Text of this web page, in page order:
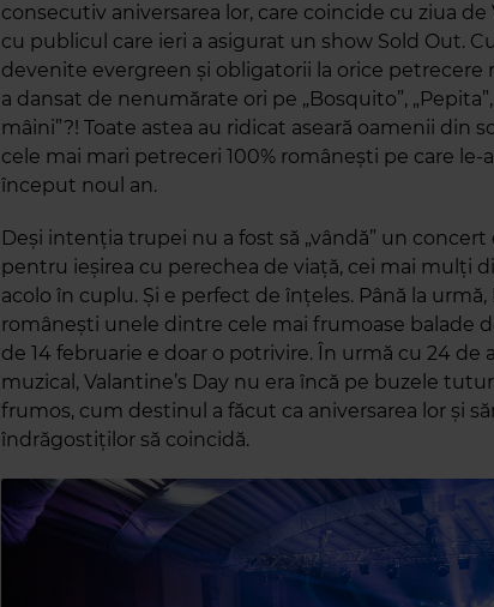
consecutiv aniversarea lor, care coincide cu ziua de
cu publicul care ieri a asigurat un show Sold Out.
devenite evergreen și obligatorii la orice petrecere
a dansat de nenumărate ori pe „Bosquito”, „Pepita”,
mâini”?! Toate astea au ridicat aseară oamenii din
cele mai mari petreceri 100% românești pe care le-
început noul an.
Deși intenția trupei nu a fost să „vândă” un
pentru ieșirea cu perechea de viață, cei mai mulți
acolo în cuplu. Și e perfect de înțeles. Până la
românești unele dintre cele mai frumoase balade
de 14 februarie e doar o potrivire. În urmă cu 24 de
muzical, Valantine’s Day nu era încă pe buzele
frumos, cum destinul a făcut ca aniversarea lor și
îndrăgostiților să coincidă.